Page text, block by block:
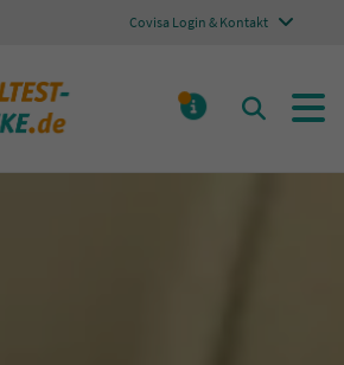
Covisa Login & Kontakt
Schnelltest Apotheke
Suchen